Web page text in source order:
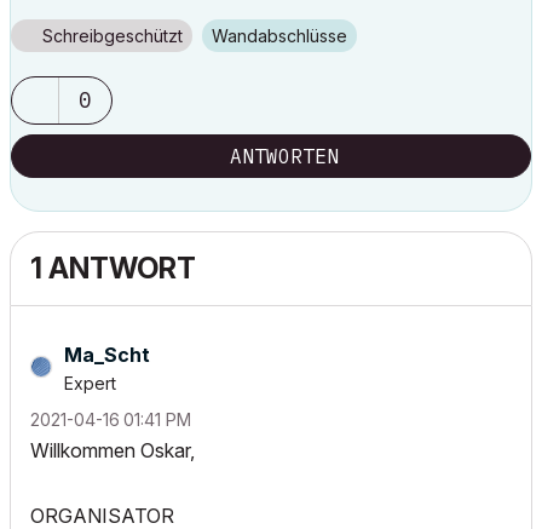
Schreibgeschützt Wandabschlüsse
0
ANTWORTEN
1 ANTWORT
Ma_Scht
Expert
‎2021-04-16 01:41 PM
Willkommen Oskar,
ORGANISATOR